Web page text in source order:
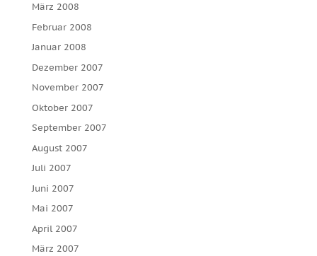
März 2008
Februar 2008
Januar 2008
Dezember 2007
November 2007
Oktober 2007
September 2007
August 2007
Juli 2007
Juni 2007
Mai 2007
April 2007
März 2007